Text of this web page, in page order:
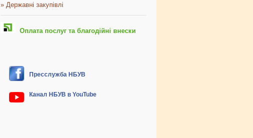
» Державні закупівлі
Оплата послуг та благодійні внески
Пресслужба НБУВ
Канал НБУВ в YouTube